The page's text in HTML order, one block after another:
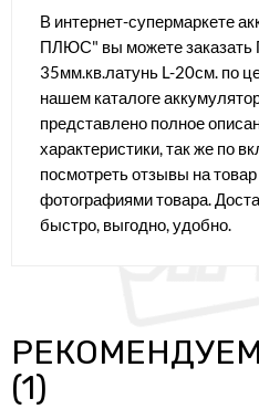
В интернет-супермаркете
ПЛЮС" вы можете заказать
35мм.кв.латунь L-20см. по
нашем каталоге
представлено полное
характеристики, так же по
посмотреть отзывы на
фотографиями товара.
быстро, выгодно, удобно.
(1)